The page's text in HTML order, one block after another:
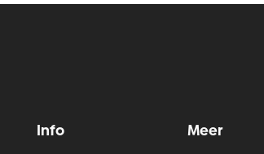
Info Meer